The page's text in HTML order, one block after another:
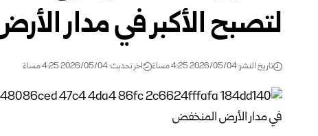
لتصبح الأكبر في مدار
تاريخ النشر: 2026/05/04 4:25 مساءً اخر تحديث: 2026/05/04 4:25 مساءً